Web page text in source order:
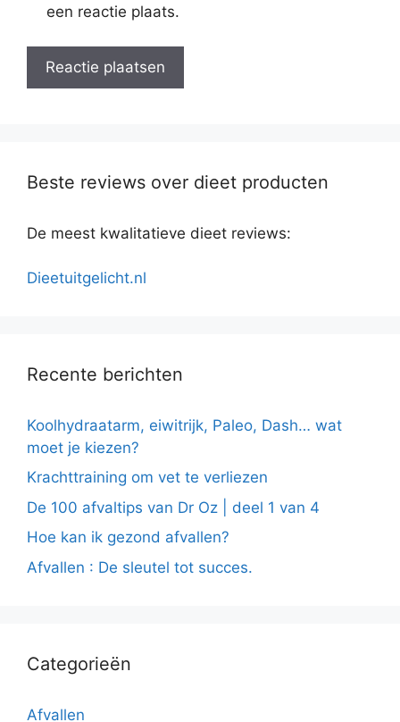
een reactie plaats.
Beste reviews over dieet producten
De meest kwalitatieve dieet reviews:
Dieetuitgelicht.nl
Recente berichten
Koolhydraatarm, eiwitrijk, Paleo, Dash… wat
moet je kiezen?
Krachttraining om vet te verliezen
De 100 afvaltips van Dr Oz | deel 1 van 4
Hoe kan ik gezond afvallen?
Afvallen : De sleutel tot succes.
Categorieën
Afvallen